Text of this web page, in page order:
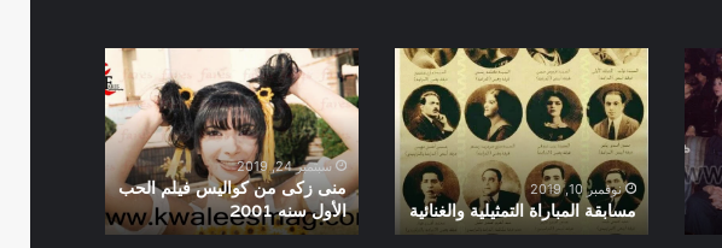
مسابقة
المباراة
التمثيلية
والغنائية
نوفمبر 10, 2019
مسابقة المباراة التمثيلية والغنائية
منى
زكى
من
كواليس
فيلم
الحب
الأول
سنه
سبتمبر 24, 2019
منى زكى من كواليس فيلم الحب
الأول سنه 2001